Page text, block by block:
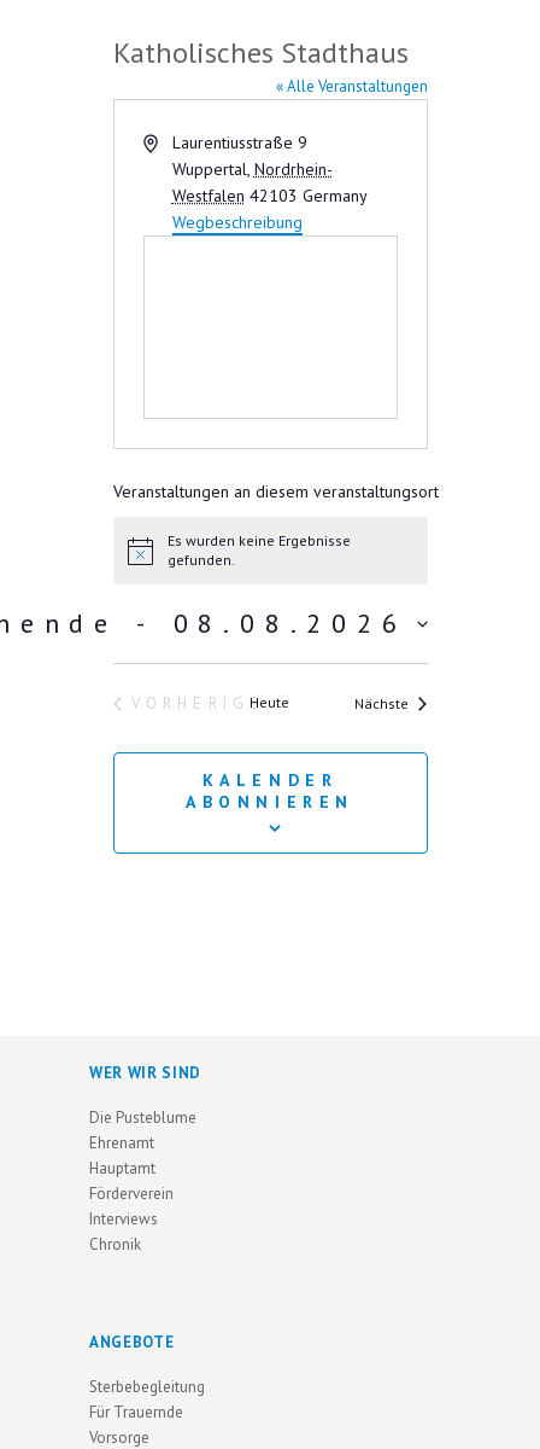
Katholisches Stadthaus
« Alle Veranstaltungen
A
Laurentiusstraße 9
Wuppertal, Nordrhein-
Westfalen 42103 Germany
Wegbeschreibung
Veranstaltungen an diesem veranstaltungsort
Es wurden keine Ergebnisse
gefunden.
- 08.08.2026
VORHERIGEHeute Nächste Veranstaltungen
KALENDER
ABONNIEREN
WER WIR SIND
Die Pusteblume
Ehrenamt
Hauptamt
Förderverein
Interviews
Chronik
ANGEBOTE
Sterbebegleitung
Für Trauernde
Vorsorge